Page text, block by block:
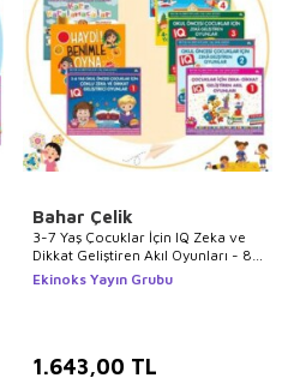
Bahar Çelik
3-7 Yaş Çocuklar İçin IQ Zeka ve
Dikkat Geliştiren Akıl Oyunları - 8
Kitap 3-4-5-6-7 Yaş ve Üzeri
Ekinoks Yayın Grubu
1.643,00 TL